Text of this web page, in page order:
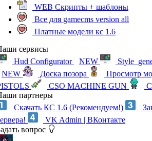
WEB Скрипты + шаблоны
Все для gamecms version all
Платные модели кс 1.6
сервисы
Hud Configurator
NEW
NEW
Доска позора Просмотр
CSO MACHINE GUN
партнеры
Скачать КС 1.6 (Рекомендуем!)
VK Admin | ВКонтакте
вопрос